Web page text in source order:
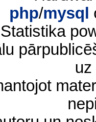
php/mysql
Statistika